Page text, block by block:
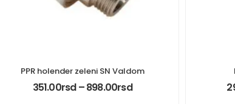
PPR holender zeleni SN Valdom
351.00rsd–898.00rsd